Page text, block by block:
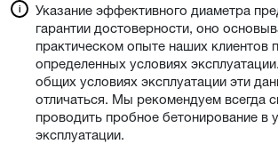
Указание эффективного диаметра
гарантии достоверности, оно
практическом опыте наших клиентов
определенных условиях
общих условиях эксплуатации эти
отличаться. Мы рекомендуем всегда
проводить пробное бетонирование в
эксплуатации.